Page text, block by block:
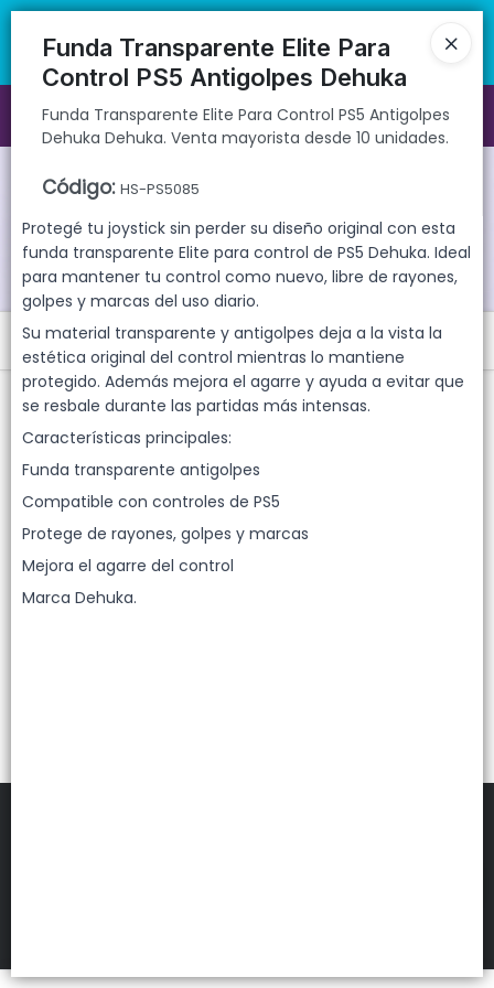
Funda Transparente Elite Para Control PS5 Antigolpes Dehuka
Funda Transparente Elite Para
Control PS5 Antigolpes Dehuka
Funda Transparente Elite Para Control PS5 Antigolpes
Dehuka Dehuka. Venta mayorista desde 10 unidades.
Código: HS-PS5085
Protegé tu joystick sin perder su diseño original con esta
funda transparente Elite para control de PS5 Dehuka. Ideal
para mantener tu control como nuevo, libre de rayones,
golpes y marcas del uso diario.
Su material transparente y antigolpes deja a la vista la
estética original del control mientras lo mantiene
protegido. Además mejora el agarre y ayuda a evitar que
se resbale durante las partidas más intensas.
Características principales:
Funda transparente antigolpes
Compatible con controles de PS5
Protege de rayones, golpes y marcas
Mejora el agarre del control
Marca Dehuka.
directa | 📦 Comprá mayorista desde 10 unidades. ¡Registrate y
accedé a precios exclusivos!
Ingresar a la Tienda
CÓMO COMPRAR
QUIÉNES SOMOS
GARANTIAS
CONTACTO
Menú
Funda Transparente Elite Para Control PS5 Antigolpes Dehuka
Dehuka. Venta mayorista desde 10 unidades.
Lista vacía